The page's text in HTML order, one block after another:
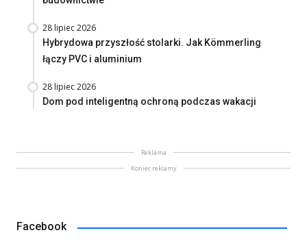
28 lipiec 2026
Hybrydowa przyszłość stolarki. Jak Kömmerling
łączy PVC i aluminium
28 lipiec 2026
Dom pod inteligentną ochroną podczas wakacji
Reklama
Koniec reklamy
Facebook